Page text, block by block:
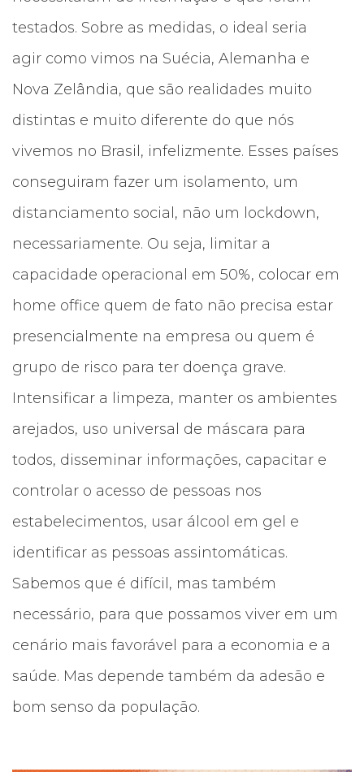
testados. Sobre as medidas, o ideal seria
agir como vimos na Suécia, Alemanha e
Nova Zelândia, que são realidades muito
distintas e muito diferente do que nós
vivemos no Brasil, infelizmente. Esses países
conseguiram fazer um isolamento, um
distanciamento social, não um lockdown,
necessariamente. Ou seja, limitar a
capacidade operacional em 50%, colocar em
home office quem de fato não precisa estar
presencialmente na empresa ou quem é
grupo de risco para ter doença grave.
Intensificar a limpeza, manter os ambientes
arejados, uso universal de máscara para
todos, disseminar informações, capacitar e
controlar o acesso de pessoas nos
estabelecimentos, usar álcool em gel e
identificar as pessoas assintomáticas.
Sabemos que é difícil, mas também
necessário, para que possamos viver em um
cenário mais favorável para a economia e a
saúde. Mas depende também da adesão e
bom senso da população.